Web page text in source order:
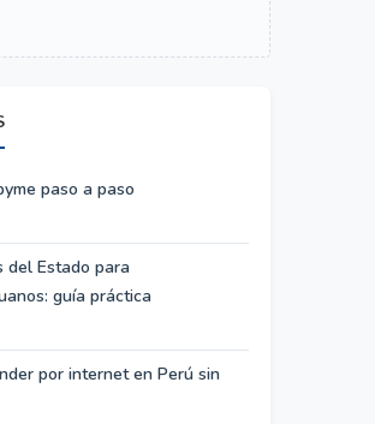
paso a paso
del Estado para
guía práctica
por internet en Perú sin